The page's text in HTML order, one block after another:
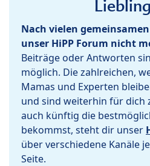
Nach vielen
unser HiPP Forum nicht
Beiträge oder Antworten
möglich. Die zahlreichen,
Mamas und Experten
und sind weiterhin für dich
auch künftig die
bekommst, steht dir unser
über verschiedene Kanäle
Seite.